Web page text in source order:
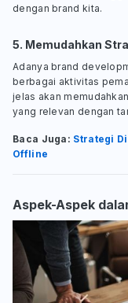
dengan brand kita.
5. Memudahkan
Adanya brand
berbagai aktivitas
jelas akan
yang relevan dengan
Baca Juga: Strategi
Offline
Aspek-Aspek